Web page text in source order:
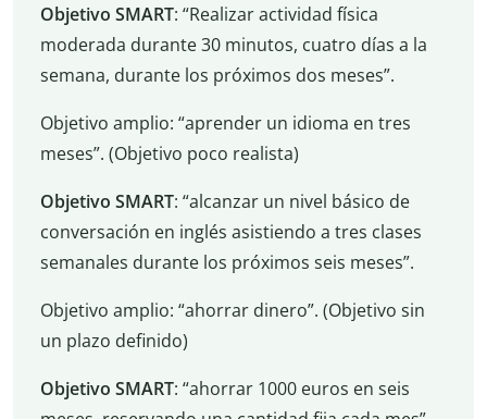
Objetivo SMART: “Realizar actividad física
moderada durante 30 minutos, cuatro días a la
semana, durante los próximos dos meses”.
Objetivo amplio: “aprender un idioma en tres
meses”. (Objetivo poco realista)
Objetivo SMART: “alcanzar un nivel básico de
conversación en inglés asistiendo a tres clases
semanales durante los próximos seis meses”.
Objetivo amplio: “ahorrar dinero”. (Objetivo sin
un plazo definido)
Objetivo SMART: “ahorrar 1000 euros en seis